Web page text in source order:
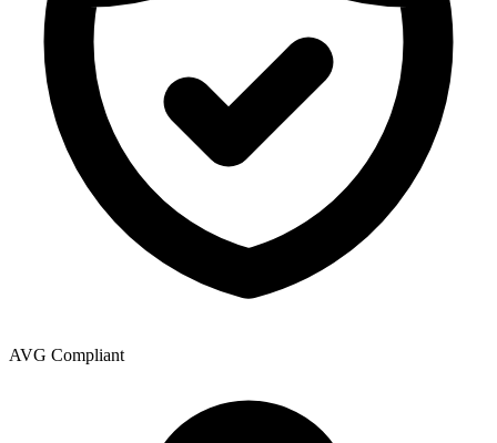
AVG Compliant